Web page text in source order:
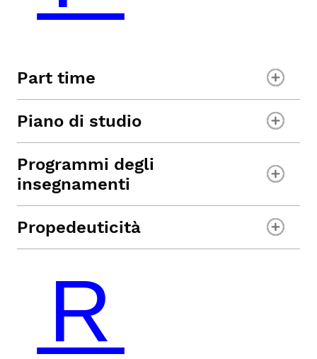
Part time
Piano di studio
Programmi degli
insegnamenti
Propedeuticità